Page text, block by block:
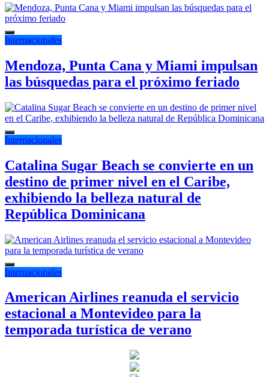
Internacionales
Mendoza, Punta Cana y Miami impulsan
las búsquedas para el próximo feriado
Internacionales
Catalina Sugar Beach se convierte en un
destino de primer nivel en el Caribe,
exhibiendo la belleza natural de
República Dominicana
Internacionales
American Airlines reanuda el servicio
estacional a Montevideo para la
temporada turística de verano